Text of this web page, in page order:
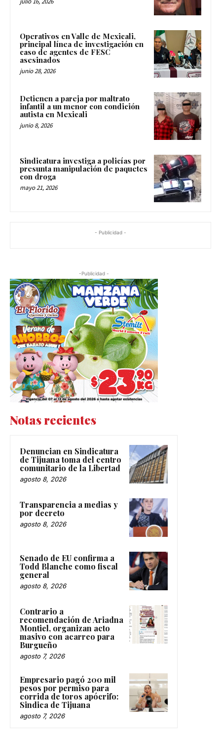
Operativos en Valle de Mexicali,
principal línea de investigación en
caso de agentes de FESC
asesinados
junio 28, 2026
Detienen a pareja por maltrato
infantil a un menor con condición
autista en Mexicali
junio 8, 2026
Sindicatura investiga a policías por
presunta manipulación de paquetes
con droga
mayo 21, 2026
- Publicidad -
-Publicidad -
Notas recientes
Denuncian en Sindicatura
de Tijuana toma del centro
comunitario de la Libertad
agosto 8, 2026
Transparencia a medias y
por decreto
agosto 8, 2026
Senado de EU confirma a
Todd Blanche como fiscal
general
agosto 8, 2026
Contrario a
recomendación de Ariadna
Montiel, organizan acto
masivo con acarreo para
Burgueño
agosto 7, 2026
Empresario pagó 200 mil
pesos por permiso para
corrida de toros apócrifo:
Sindica de Tijuana
agosto 7, 2026